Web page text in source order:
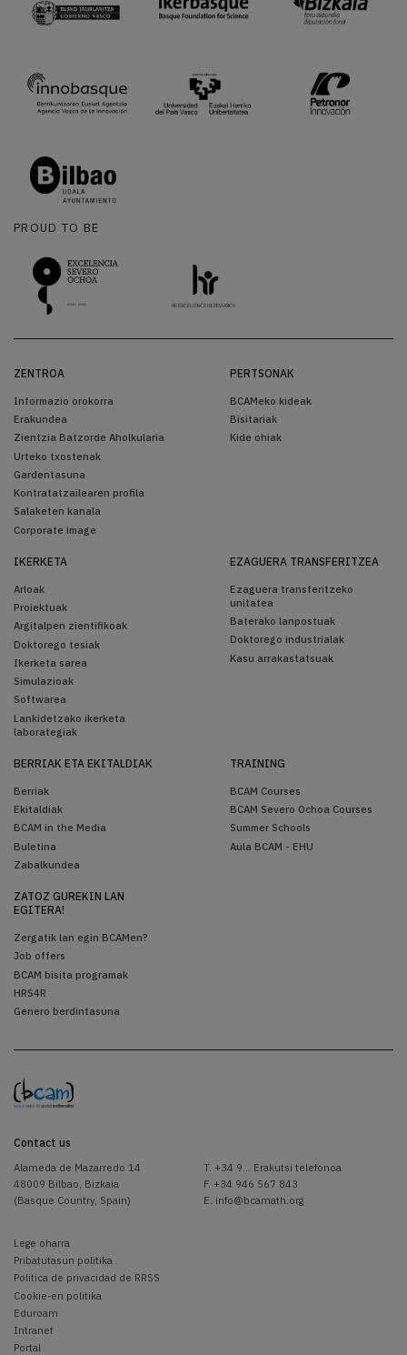
PROUD TO BE
ZENTROA
Informazio orokorra
Erakundea
Zientzia Batzorde Aholkularia
Urteko txostenak
Gardentasuna
Kontratatzailearen profila
Salaketen kanala
Corporate image
PERTSONAK
BCAMeko kideak
Bisitariak
Kide ohiak
IKERKETA
Arloak
Proiektuak
Argitalpen zientifikoak
Doktorego tesiak
Ikerketa sarea
Simulazioak
Softwarea
Lankidetzako ikerketa
laborategiak
EZAGUERA TRANSFERITZEA
Ezaguera transferitzeko
unitatea
Baterako lanpostuak
Doktorego industrialak
Kasu arrakastatsuak
BERRIAK ETA EKITALDIAK
Berriak
Ekitaldiak
BCAM in the Media
Buletina
Zabalkundea
TRAINING
BCAM Courses
BCAM Severo Ochoa Courses
Summer Schools
Aula BCAM - EHU
ZATOZ GUREKIN LAN
EGITERA!
Zergatik lan egin BCAMen?
Job offers
BCAM bisita programak
HRS4R
Genero berdintasuna
Contact us
Alameda de Mazarredo 14
48009 Bilbao, Bizkaia
(Basque Country, Spain)
T. +34 9... Erakutsi telefonoa
F. +34 946 567 843
E. info@bcamath.org
Lege oharra
Pribatutasun politika
Politica de privacidad de RRSS
Cookie-en politika
Eduroam
Intranet
Portal